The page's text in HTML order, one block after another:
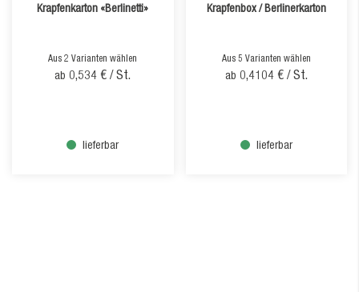
Krapfenkarton «Berlinetti»
Aus 2 Varianten wählen
ab 0,534 € / St.
lieferbar
Krapfenbox / Berlinerkarton
Aus 5 Varianten wählen
ab 0,4104 € / St.
lieferbar